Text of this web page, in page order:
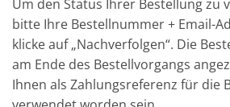
Um den Status Ihrer Bestellung zu
bitte Ihre Bestellnummer + Email-
klicke auf „Nachverfolgen“. Die
am Ende des Bestellvorgangs
Ihnen als Zahlungsreferenz für die